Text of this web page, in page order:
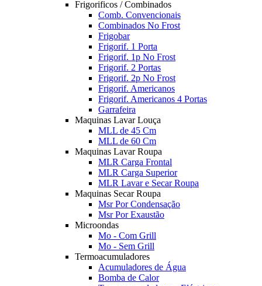
Frigorificos / Combinados
Comb. Convencionais
Combinados No Frost
Frigobar
Frigorif. 1 Porta
Frigorif. 1p No Frost
Frigorif. 2 Portas
Frigorif. 2p No Frost
Frigorif. Americanos
Frigorif. Americanos 4 Portas
Garrafeira
Maquinas Lavar Louça
MLL de 45 Cm
MLL de 60 Cm
Maquinas Lavar Roupa
MLR Carga Frontal
MLR Carga Superior
MLR Lavar e Secar Roupa
Maquinas Secar Roupa
Msr Por Condensação
Msr Por Exaustão
Microondas
Mo - Com Grill
Mo - Sem Grill
Termoacumuladores
Acumuladores de Água
Bomba de Calor